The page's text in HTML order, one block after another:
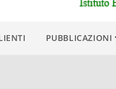
PUBBLICAZIONI